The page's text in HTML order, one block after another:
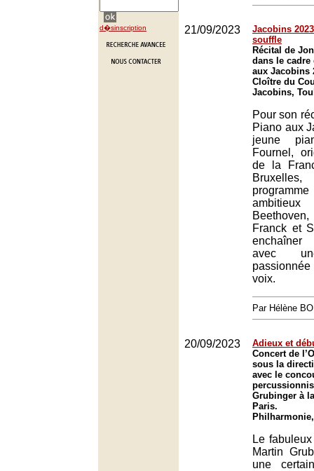
d�sinscription 21/09/2023
Jacobins
souffle
Récital de
dans le
aux Jacobins
Cloître du
Jacobins,
Pour son
Piano aux
jeune
Fournel,
de la
ambitieux
Franck et
avec
voix.
Par Hélène
20/09/2023
Adieux et
Concert de
sous la
avec le
Grubinger à
Paris.
Le
Martin
une